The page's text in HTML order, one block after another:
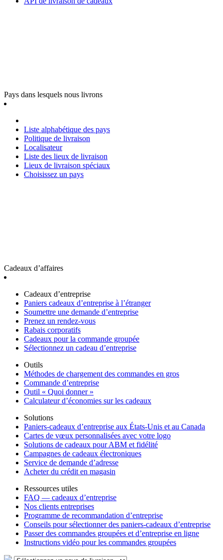
Pays dans lesquels nous livrons
Liste alphabétique des pays
Politique de livraison
Localisateur
Liste des lieux de livraison
Lieux de livraison spéciaux
Choisissez un pays
Cadeaux d’affaires
Cadeaux d’entreprise
Paniers cadeaux d’entreprise à l’étranger
Soumettre une demande d’entreprise
Prenez un rendez-vous
Rabais corporatifs
Cadeaux pour la commande groupée
Sélectionnez un cadeau d’entreprise
Outils
Méthodes de chargement des commandes en gros
Commande d’entreprise
Outil « Quoi donner »
Calculateur d’économies sur les cadeaux
Solutions
Paniers-cadeaux d’entreprise aux États-Unis et au Canada
Cartes de vœux personnalisées avec votre logo
Solutions de cadeaux pour ABM et fidélité
Campagnes de cadeaux électroniques
Service de demande d’adresse
Acheter du crédit en magasin
Ressources utiles
FAQ — cadeaux d’entreprise
Nos clients entreprises
Programme de recommandation d’entreprise
Conseils pour sélectionner des paniers-cadeaux d’entreprise
Passer des commandes groupées et d’entreprise en ligne
Instructions vidéo pour les commandes groupées